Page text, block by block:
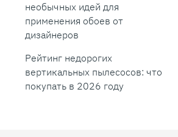
необычных идей для
применения обоев от
дизайнеров
Рейтинг недорогих
вертикальных пылесосов: что
покупать в 2026 году